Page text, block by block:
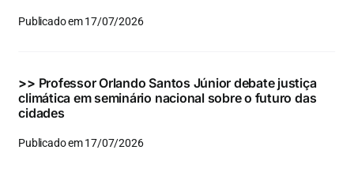
Publicado em 17/07/2026
>> Professor Orlando Santos Júnior debate justiça
climática em seminário nacional sobre o futuro das
cidades
Publicado em 17/07/2026